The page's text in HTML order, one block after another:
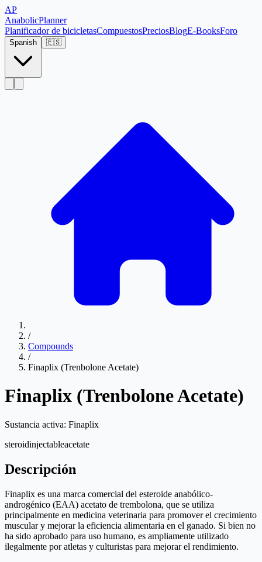
AP
AnabolicPlanner
Planificador de bicicletasCompuestosPreciosBlogE-BooksForo
Spanish 🇪🇸
/
Compounds
/
Finaplix (Trenbolone Acetate)
Finaplix (Trenbolone Acetate)
Sustancia activa: Finaplix
steroidinjectableacetate
Descripción
Finaplix es una marca comercial del esteroide anabólico-
androgénico (EAA) acetato de trembolona, que se utiliza
principalmente en medicina veterinaria para promover el crecimiento
muscular y mejorar la eficiencia alimentaria en el ganado. Si bien no
ha sido aprobado para uso humano, es ampliamente utilizado
ilegalmente por atletas y culturistas para mejorar el rendimiento.